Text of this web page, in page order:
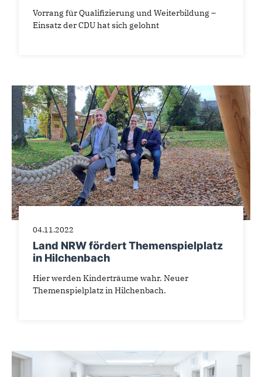
Vorrang für Qualifizierung und Weiterbildung –
Einsatz der CDU hat sich gelohnt
04.11.2022
Land NRW fördert Themenspielplatz
in Hilchenbach
Hier werden Kinderträume wahr. Neuer
Themenspielplatz in Hilchenbach.